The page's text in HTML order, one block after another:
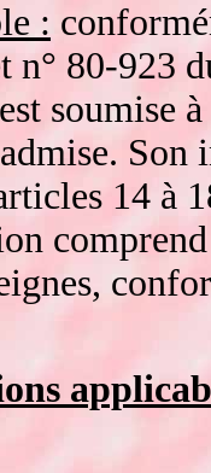
:
n° 80-923
soumise
14 à